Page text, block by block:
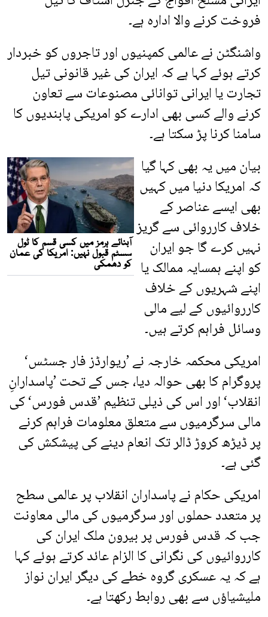
فروخت کرنے والا ادارہ ہے۔
واشنگٹن نے عالمی کمپنیوں اور تاجروں کو خبردار
کرتے ہوئے کہا ہے کہ ایران کی غیر قانونی تیل
تجارت یا ایرانی توانائی مصنوعات سے تعاون
کرنے والے کسی بھی ادارے کو امریکی پابندیوں کا
سامنا کرنا پڑ سکتا ہے۔
بیان میں یہ بھی کہا گیا
کہ امریکا دنیا میں کہیں
بھی ایسے عناصر کے
خلاف کارروائی سے گریز
نہیں کرے گا جو ایران
کو اپنے ہمسایہ ممالک یا
اپنے شہریوں کے خلاف
کارروائیوں کے لیے مالی
وسائل فراہم کرتے ہیں۔
امریکی محکمہ خارجہ نے ’ریوارڈز فار جسٹس‘
پروگرام کا بھی حوالہ دیا، جس کے تحت ’پاسدارانِ
انقلاب‘ اور اس کی ذیلی تنظیم ’قدس فورس‘ کی
مالی سرگرمیوں سے متعلق معلومات فراہم کرنے
پر ڈیڑھ کروڑ ڈالر تک انعام دینے کی پیشکش کی
گئی ہے۔
امریکی حکام نے پاسداران انقلاب پر عالمی سطح
پر متعدد حملوں اور سرگرمیوں کی مالی معاونت
جب کہ قدس فورس پر بیرون ملک ایران کی
کارروائیوں کی نگرانی کا الزام عائد کرتے ہوئے کہا
ہے کہ یہ عسکری گروہ خطے کی دیگر ایران نواز
ملیشیاؤں سے بھی روابط رکھتا ہے۔